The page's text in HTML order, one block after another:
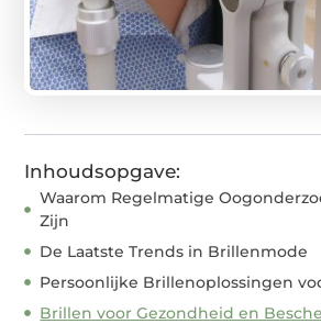
Inhoudsopgave:
Waarom Regelmatige
Zijn
De Laatste Trends in Brillenmode
Persoonlijke Brillenoplossingen
Brillen voor Gezondheid en